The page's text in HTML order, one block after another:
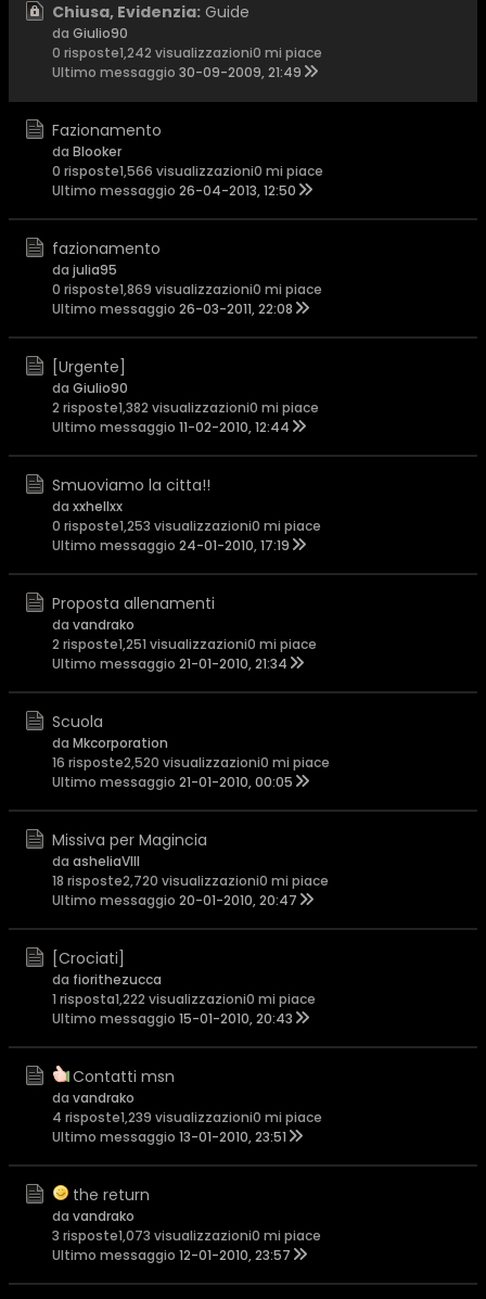
Chiusa, Evidenzia: Guide
da Giulio90
0 risposte1,242 visualizzazioni0 mi piace
Ultimo messaggio 30-09-2009, 21:49
Fazionamento
da Blooker
0 risposte1,566 visualizzazioni0 mi piace
Ultimo messaggio 26-04-2013, 12:50
fazionamento
da julia95
0 risposte1,869 visualizzazioni0 mi piace
Ultimo messaggio 26-03-2011, 22:08
[Urgente]
da Giulio90
2 risposte1,382 visualizzazioni0 mi piace
Ultimo messaggio 11-02-2010, 12:44
Smuoviamo la citta!!
da xxhellxx
0 risposte1,253 visualizzazioni0 mi piace
Ultimo messaggio 24-01-2010, 17:19
Proposta allenamenti
da vandrako
2 risposte1,251 visualizzazioni0 mi piace
Ultimo messaggio 21-01-2010, 21:34
Scuola
da Mkcorporation
16 risposte2,520 visualizzazioni0 mi piace
Ultimo messaggio 21-01-2010, 00:05
Missiva per Magincia
da asheliaVIII
18 risposte2,720 visualizzazioni0 mi piace
Ultimo messaggio 20-01-2010, 20:47
[Crociati]
da fiorithezucca
1 risposta1,222 visualizzazioni0 mi piace
Ultimo messaggio 15-01-2010, 20:43
Contatti msn
da vandrako
4 risposte1,239 visualizzazioni0 mi piace
Ultimo messaggio 13-01-2010, 23:51
the return
da vandrako
3 risposte1,073 visualizzazioni0 mi piace
Ultimo messaggio 12-01-2010, 23:57